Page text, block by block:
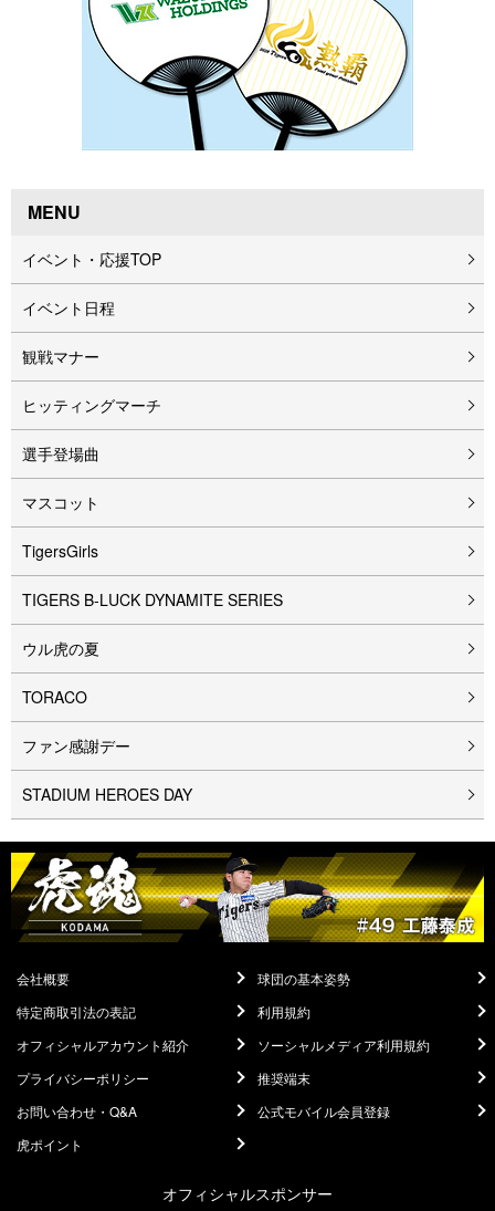
MENU
イベント・応援TOP
イベント⽇程
観戦マナー
ヒッティングマーチ
選手登場曲
マスコット
TigersGirls
TIGERS B-LUCK DYNAMITE SERIES
ウル⻁の夏
TORACO
ファン感謝デー
STADIUM HEROES DAY
会社概要
球団の基本姿勢
特定商取引法の表記
利用規約
オフィシャルアカウント紹介
ソーシャルメディア利用規約
プライバシーポリシー
推奨端末
お問い合わせ・Q&A
公式モバイル会員登録
虎ポイント
オフィシャルスポンサー